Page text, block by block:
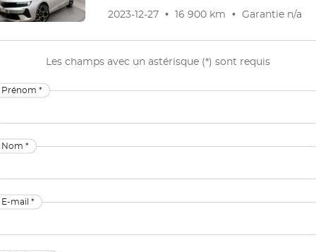
2023-12-27 • 16 900 km • Garantie n/a
Les champs avec un astérisque (*) sont requis
Prénom *
Nom *
E-mail *